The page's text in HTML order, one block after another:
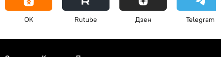
OK Rutube Дзен Telegram